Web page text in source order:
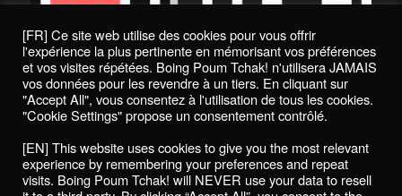
Politique de confidentialité / Privacy Policy
Boing Poum Tchak! - 2022
[FR] Ce site web utilise des cookies pour vous offrir
l'expérience la plus pertinente en mémorisant vos préférences
et vos visites répétées. Boing Poum Tchak! n'utilisera JAMAIS
vos données pour les revendre à un tiers. En cliquant sur
"Accept All", vous consentez à l'utilisation de tous les cookies.
"Cookie Settings" propose un consentement contrôlé.
[EN] This website uses cookies to give you the most relevant
experience by remembering your preferences and repeat
visits. Boing Poum Tchak! will NEVER use your data to resell